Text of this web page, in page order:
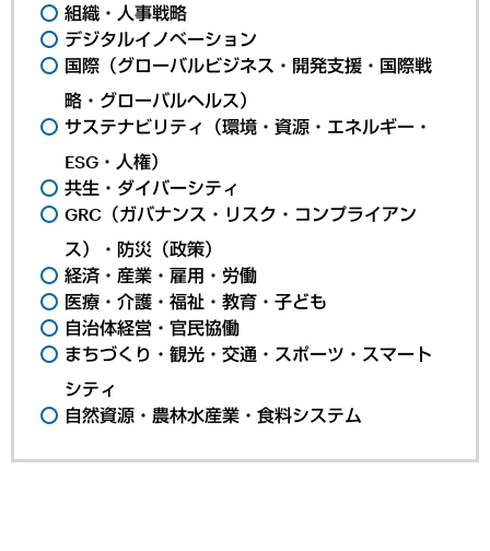
組織・人事戦略
デジタルイノベーション
国際（グローバルビジネス・開発支援・国際戦
略・グローバルヘルス）
サステナビリティ（環境・資源・エネルギー・
ESG・人権）
共生・ダイバーシティ
GRC（ガバナンス・リスク・コンプライアン
ス）・防災（政策）
経済・産業・雇用・労働
医療・介護・福祉・教育・子ども
自治体経営・官民協働
まちづくり・観光・交通・スポーツ・スマート
シティ
自然資源・農林水産業・食料システム